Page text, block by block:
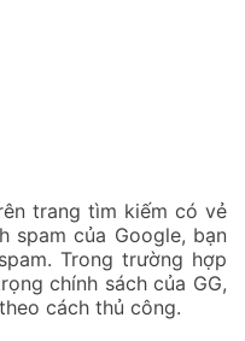
trang tìm kiếm có vẻ
spam của Google, bạn
Trong trường hợp
chính sách của GG,
cách thủ công.